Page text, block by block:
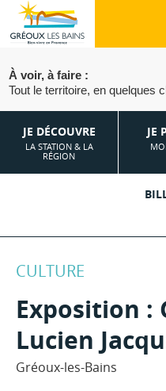
JE DÉCOUVRE
LA STATION & LA
RÉGION
JE
À voir, à faire :
Tout le territoire, en quelques
CULTURE
Exposition :
Lucien
Gréoux-les-Bains